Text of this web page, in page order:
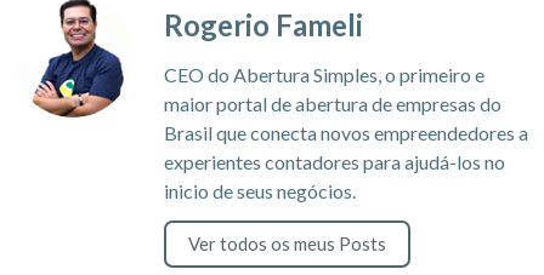
Rogerio Fameli
CEO do Abertura Simples, o primeiro e
maior portal de abertura de empresas do
Brasil que conecta novos empreendedores a
experientes contadores para ajudá-los no
inicio de seus negócios.
Ver todos os meus Posts